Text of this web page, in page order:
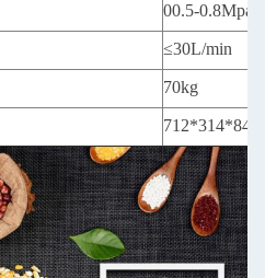
00.5-0.8Mpa
≤30L/min
70kg